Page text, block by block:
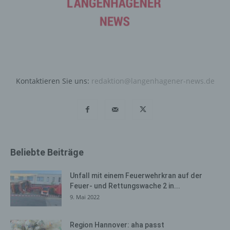
Kontaktieren Sie uns: redaktion@langenhagener-news.de
Beliebte Beiträge
Unfall mit einem Feuerwehrkran auf der
Feuer- und Rettungswache 2 in...
9. Mai 2022
Region Hannover: aha passt
betroffenen Person eingegebenen personenbezogenen
Daten werden ausschließlich für die interne Verwendung
personenbezogenen Daten ebenfalls ausschließlich für
Verantwortlichen zuzurechnen ist, nutzt.
Internet-Service-Provider (ISP) der betroffenen Person
vergebene IP-Adresse, das Datum sowie die Uhrzeit der
Registrierung gespeichert. Die Speicherung dieser Daten
erfolgt vor dem Hintergrund, dass nur so der Missbrauch
unserer Dienste verhindert werden kann, und diese
Daten im Bedarfsfall ermöglichen, begangene Straftaten
zur Absicherung des für die Verarbeitung